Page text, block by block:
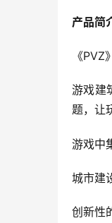
产品简
《
游戏建
题，让
游戏中
城市建
创新性